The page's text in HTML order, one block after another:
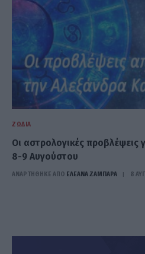
ΖΏΔΙΑ
Οι αστρολογικές προβλέψεις
8-9 Αυγούστου
ΑΝΑΡΤΗΘΗΚΕ ΑΠΟ ΕΛΕΑΝΑ ΖΑΜΠΑΡΑ 8